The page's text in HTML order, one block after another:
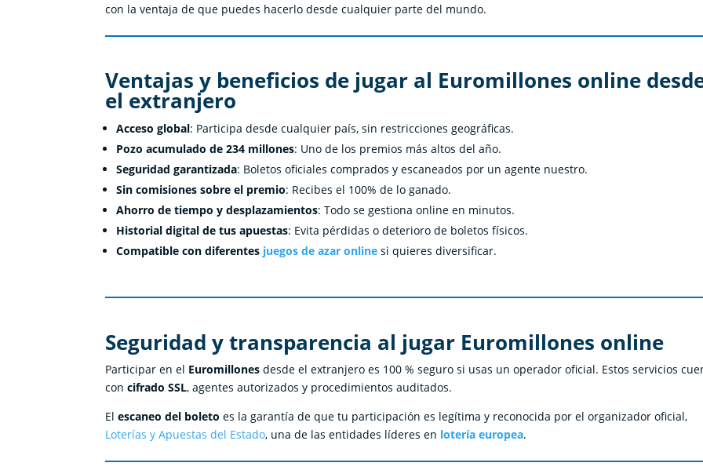
con la ventaja de que puedes hacerlo desde cualquier parte del mundo.
Ventajas y beneficios de jugar al Euromillones online
el extranjero
Acceso global: Participa desde cualquier país, sin restricciones geográficas.
Pozo acumulado de 234 millones: Uno de los premios más altos del año.
Seguridad garantizada: Boletos oficiales comprados y escaneados por un agente nuestro.
Sin comisiones sobre el premio: Recibes el 100% de lo ganado.
Ahorro de tiempo y desplazamientos: Todo se gestiona online en minutos.
Historial digital de tus apuestas: Evita pérdidas o deterioro de boletos físicos.
Compatible con diferentes juegos de azar online si quieres diversificar.
Seguridad y transparencia al jugar Euromillones online
Participar en el Euromillones desde el extranjero es 100 % seguro si usas un operador oficial. Estos servicios
concifrado SSL, agentes autorizados y procedimientos auditados.
Elescaneo del boleto es la garantía de que tu participación es legítima y reconocida por el organizador oficial,
Loterías y Apuestas del Estado, una de las entidades líderes en lotería europea.